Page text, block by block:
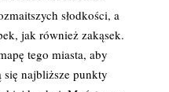
słodkości, a
jak również zakąsek.
tego miasta, aby
się najbliższe punkty